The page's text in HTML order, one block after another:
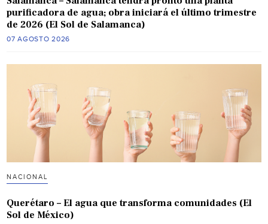
purificadora de agua; obra iniciará el último trimestre
de 2026 (El Sol de Salamanca)
07 AGOSTO 2026
NACIONAL
Querétaro – El agua que transforma comunidades (El
Sol de México)